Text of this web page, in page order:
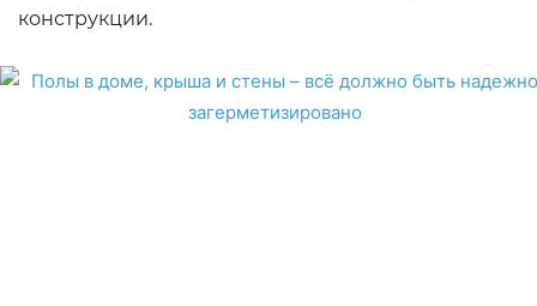
конструкции.